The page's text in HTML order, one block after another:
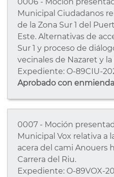
Municipal Ciudadanos
de la Zona Sur 1 del
Este. Alternativas de
Sur 1 y proceso de
vecinales de Nazaret y
Expediente: O-89CIU-
Aprobado con
0007 - Moción
Municipal Vox relativa a
acera del cami Anouers
Carrera del Riu.
Expediente: O-89VOX-